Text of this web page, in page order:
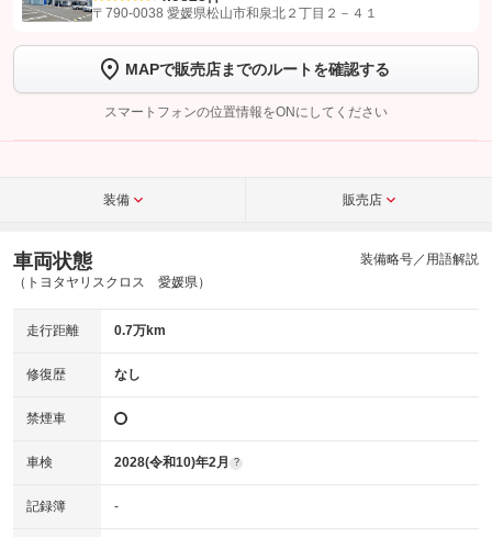
【STEP1】認証画面でグーネットを友だち追加してから「許可する」ボタンを押
トーク画面で
ボタンをタップして問い合わせを
完了してください。
こちら
〒790-0038 愛媛県松山市和泉北２丁目２－４１
MAPで販売店までのルートを確認する
スマートフォンの位置情報をONにしてください
装備 販売店
車両状態
（トヨタヤリスクロス 愛媛県）
装備略号／用語解説
走行距離 0.7万km
修復歴 なし
禁煙車
車検 2028(令和10)年2月 ?
記録簿 -